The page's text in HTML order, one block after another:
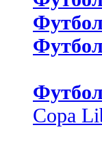
Copa